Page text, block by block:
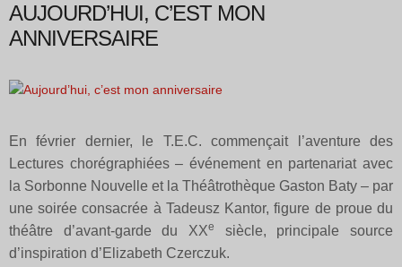
AUJOURD’HUI, C’EST MON
ANNIVERSAIRE
En février dernier, le T.E.C. commençait l’aventure des
Lectures chorégraphiées – événement en partenariat avec
la Sorbonne Nouvelle et la Théâtrothèque Gaston Baty – par
une soirée consacrée à Tadeusz Kantor, figure de proue du
théâtre d’avant-garde du XXe
siècle, principale source
d’inspiration d’Elizabeth Czerczuk.